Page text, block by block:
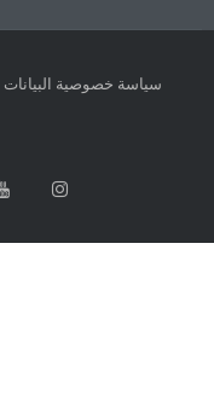
سياسة خصوصية البيانات